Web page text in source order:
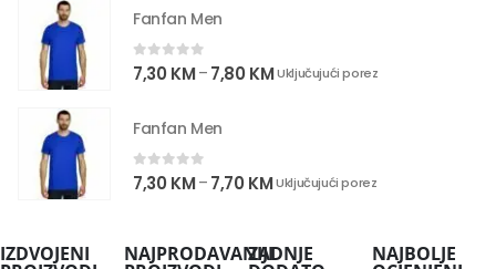
Fanfan Men
0out of 5
7,30 KM– 7,80 KMUključujući porez
Fanfan Men
0out of 5
7,30 KM– 7,70 KMUključujući porez
IZDVOJENI NAJPRODAVANIJIZADNJE NAJBOLJE